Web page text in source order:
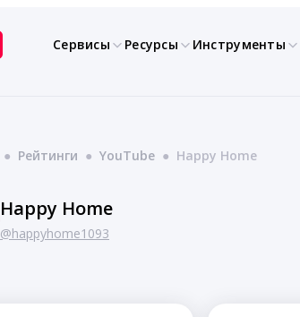
Сервисы Ресурсы Инструменты
● Рейтинги ● YouTube ● Happy Home
Happy Home
@happyhome1093